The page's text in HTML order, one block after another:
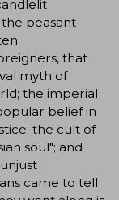
peasant
that
myth of
the imperial
belief in
the cult of
soul"; and
came to tell